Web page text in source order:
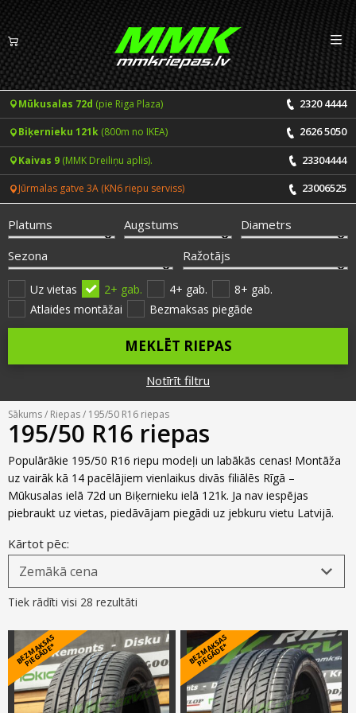
Riepas
Vasaras riepas
Ziemas riepas
Vissezonas riepas
Pakalpojumi
CENRĀDIS
Riepu montāža un balansēšana
Disku remonts
Riepu remonts
Riepu un disku tirdzniecība
Savirzes regulēšana
Kondicionieru uzpilde
TPMS sensoru programmēšana
Riepu glabāšana
Riepu piegāde
Riepas uz nomaksu
ONLINE PIERAKSTS 24/7
Vakances
Noderīgi
Riepu zīmoli
Jaunumi
Riepu apzīmējumi
Riepu kalkulators
Biežāk uzdotie jautājumi
Par mums
MMK Riepas
Atsauksmes
Foto
Kontakti
LV EN
Mūkusalas 72d (pie Riga Plaza) 2320 4444
Biķernieku 121k (800m no IKEA) 2626 5050
Kaivas 9 (MMK Dreiliņu aplis). 23304444
Jūrmalas gatve 3A (KN6 riepu serviss) 23006525
Platums Augstums
Diametrs
Sezona
Ražotājs
Uz vietas 2+ gab. 4+ gab.
8+ gab.
Atlaides montāžai
Bezmaksas piegāde
MEKLĒT RIEPAS
Notīrīt filtru
Sākums/ Riepas/ 195/50 R16 riepas
195/50 R16 riepas
Populārākie 195/50 R16 riepu modeļi un labākās cenas! Montāža
uz vairāk kā 14 pacēlājiem vienlaikus divās filiālēs Rīgā –
Mūkusalas ielā 72d un Biķernieku ielā 121k. Ja nav iespējas
piebraukt uz vietas, piedāvājam piegādi uz jebkuru vietu Latvijā.
Kārtot pēc:
Tiek rādīti visi 28 rezultāti
B
E
Z
M
A
K
S
A
S
PI
E
G
Ā
D
E
* B
E
Z
M
A
K
S
A
S
PI
E
G
Ā
D
E
*